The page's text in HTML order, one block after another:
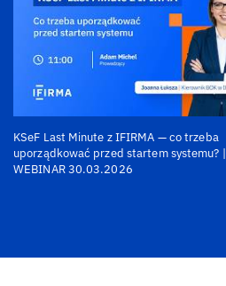
KSeF Last Minute z IFIRMA — co trzeba
uporządkować przed startem systemu? |
WEBINAR 30.03.2026